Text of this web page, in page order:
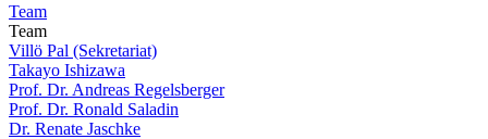
Team
Team
Villö Pal (Sekretariat)
Takayo Ishizawa
Prof. Dr. Andreas Regelsberger
Prof. Dr. Ronald Saladin
Dr. Renate Jaschke